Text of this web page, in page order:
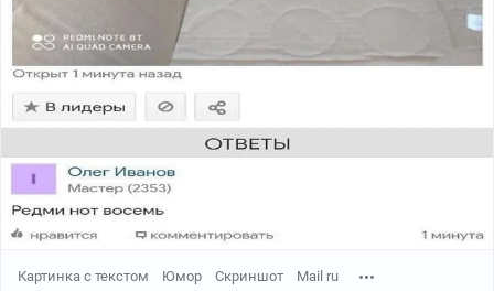
перегрузили сервис.
Ограничения со стороны Роскомнадзора.
сайту могли замедлить из‑за запрещённого контента
— в том числе из‑за постов с матом, оскорблениями,
спамом, а также из‑за пропаганды ЛГБТ.
Ранеев ночь по 6 и 7 июля 2026 года
зайти на сайт появлялись ошибки «504 Gateway
Time‑out» и «500», а теперь страница зачастую вообще
новые появляются редко. При этом ситуация
Картинка с текстом Юмор Скриншот Mail ru